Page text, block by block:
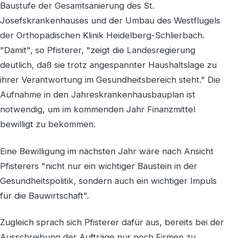
Baustufe der Gesamtsanierung des St.
Josefskrankenhauses und der Umbau des Westflügels
der Orthopädischen Klinik Heidelberg-Schlierbach.
"Damit", so Pfisterer, "zeigt die Landesregierung
deutlich, daß sie trotz angespannter Haushaltslage zu
ihrer Verantwortung im Gesundheitsbereich steht." Die
Aufnahme in den Jahreskrankenhausbauplan ist
notwendig, um im kommenden Jahr Finanzmittel
bewilligt zu bekommen.
Eine Bewilligung im nächsten Jahr wäre nach Ansicht
Pfisterers "nicht nur ein wichtiger Baustein in der
Gesundheitspolitik, sondern auch ein wichtiger Impuls
für die Bauwirtschaft".
Zugleich sprach sich Pfisterer dafür aus, bereits bei der